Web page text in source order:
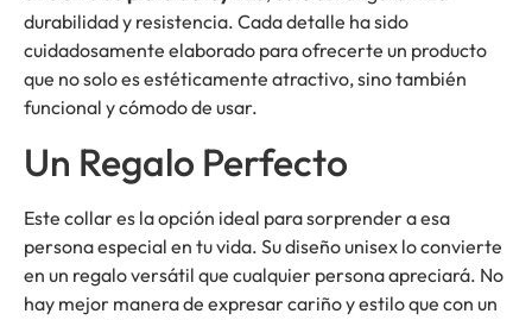
durabilidad y resistencia. Cada detalle ha sido
cuidadosamente elaborado para ofrecerte un producto
que no solo es estéticamente atractivo, sino también
funcional y cómodo de usar.
Un Regalo Perfecto
Este collar es la opción ideal para sorprender a esa
persona especial en tu vida. Su diseño unisex lo convierte
en un regalo versátil que cualquier persona apreciará. No
hay mejor manera de expresar cariño y estilo que con un